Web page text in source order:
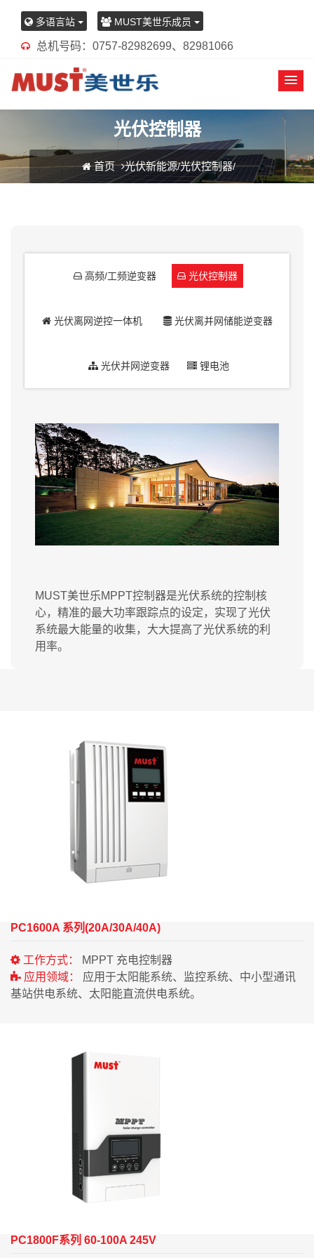
多语言站 MUST美世乐成员
总机号码：0757-82982699、82981066
光伏控制器
首页 光伏新能源/光伏控制器/
高频/工频逆变器 光伏控制器
光伏离网逆控一体机 光伏离并网储能逆变器
光伏并网逆变器 锂电池
MUST美世乐MPPT控制器是光伏系统的控制核
心，精准的最大功率跟踪点的设定，实现了光伏
系统最大能量的收集，大大提高了光伏系统的利
用率。
PC1600A 系列(20A/30A/40A)
工作方式：
MPPT 充电控制器
应用领域：
应用于太阳能系统、监控系统、中小型通讯
基站供电系统、太阳能直流供电系统。
PC1800F系列 60-100A 245V